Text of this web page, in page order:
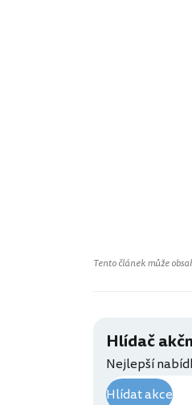
Tento článek může
Hlídač
Nejlepší
Hlídat akce